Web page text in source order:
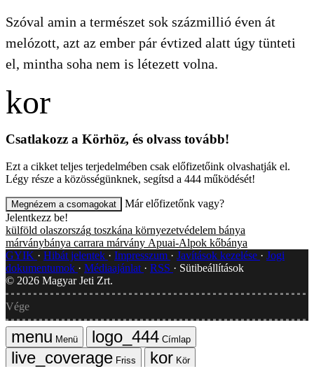
Szóval amin a természet sok százmillió éven át
melózott, azt az ember pár évtized alatt úgy tünteti
el, mintha soha nem is létezett volna.
Csatlakozz a Körhöz, és olvass tovább!
Ezt a cikket teljes terjedelmében csak előfizetőink olvashatják el.
Légy része a közösségünknek, segítsd a 444 működését!
Megnézem a csomagokat
Már előfizetőnk vagy?
Jelentkezz be!
külföld olaszország toszkána környezetvédelem bánya
márványbánya carrara márvány Apuai-Alpok kőbánya
GYIK
Hibát jelentek Impresszum Javítások kezelése
Jogi
dokumentumok
Médiaajánlat RSS
Sütibeállítások
© 2026 Magyar Jeti Zrt.
Vége
Menü
Címlap
Friss
Kör